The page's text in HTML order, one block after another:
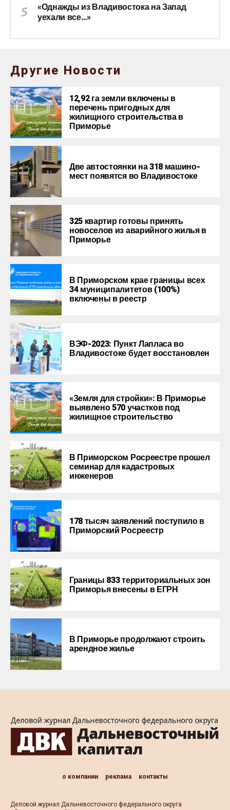
«Однажды из Владивостока на Запад
уехали все…»
Другие Новости
12,92 га земли включены в
перечень пригодных для
жилищного строительства в
Приморье
Две автостоянки на 318 машино-
мест появятся во Владивостоке
325 квартир готовы принять
новоселов из аварийного жилья в
Приморье
В Приморском крае границы всех
34 муниципалитетов (100%)
включены в реестр
ВЭФ-2023: Пункт Лапласа во
Владивостоке будет восстановлен
«Земля для стройки»: В Приморье
выявлено 570 участков под
жилищное строительство
В Приморском Росреестре прошел
семинар для кадастровых
инженеров
178 тысяч заявлений поступило в
Приморский Росреестр
Границы 833 территориальных зон
Приморья внесены в ЕГРН
В Приморье продолжают строить
арендное жилье
о компании реклама контакты
Деловой журнал Дальневосточного федерального округа